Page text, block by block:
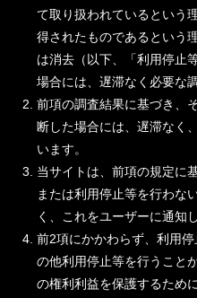
て取り扱われているという
得されたものであるという
は消去（以下、「利用停止
場合には、遅滞なく必要な
前項の調査結果に基づき、
断した場合には、遅滞なく
います。
当サイトは、前項の規定に
または利用停止等を行わな
く、これをユーザーに通知
前2項にかかわらず、利用
の他利用停止等を行うこと
の権利利益を保護するため